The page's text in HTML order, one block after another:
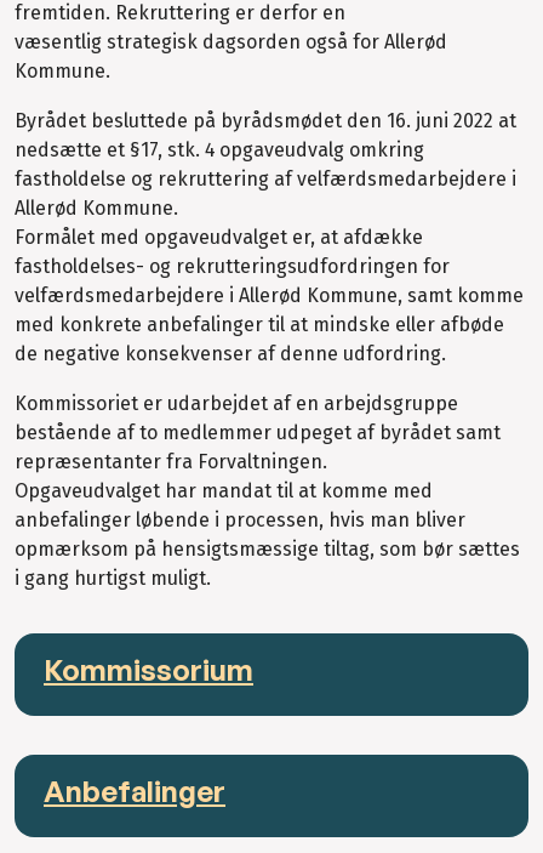
fremtiden. Rekruttering er derfor en
væsentlig strategisk dagsorden også for Allerød
Kommune.
Byrådet besluttede på byrådsmødet den 16. juni 2022 at
nedsætte et §17, stk. 4 opgaveudvalg omkring
fastholdelse og rekruttering af velfærdsmedarbejdere i
Allerød Kommune.
Formålet med opgaveudvalget er, at afdække
fastholdelses- og rekrutteringsudfordringen for
velfærdsmedarbejdere i Allerød Kommune, samt komme
med konkrete anbefalinger til at mindske eller afbøde
de negative konsekvenser af denne udfordring.
Kommissoriet er udarbejdet af en arbejdsgruppe
bestående af to medlemmer udpeget af byrådet samt
repræsentanter fra Forvaltningen.
Opgaveudvalget har mandat til at komme med
anbefalinger løbende i processen, hvis man bliver
opmærksom på hensigtsmæssige tiltag, som bør sættes
i gang hurtigst muligt.
Kommissorium
Anbefalinger